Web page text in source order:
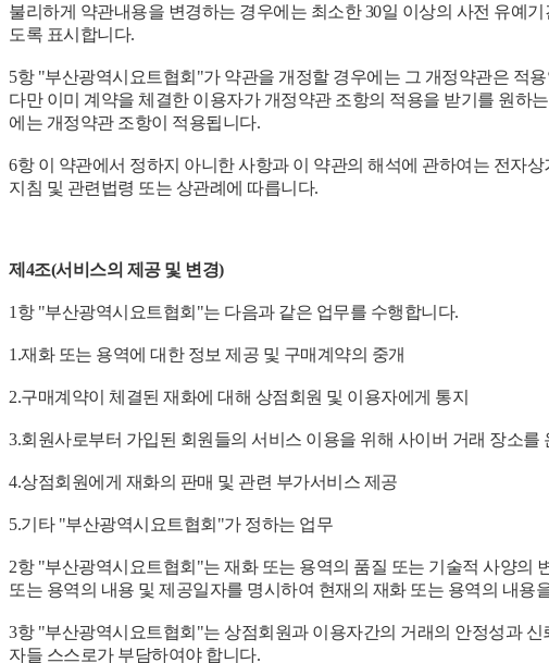
불리하게 약관내용을 변경하는 경우에는 최소한 30일 이상의 사전 유예
도록 표시합니다.
5항 "부산광역시요트협회"가 약관을 개정할 경우에는 그 개정약관은 적
다만 이미 계약을 체결한 이용자가 개정약관 조항의 적용을 받기를 원
에는 개정약관 조항이 적용됩니다.
6항 이 약관에서 정하지 아니한 사항과 이 약관의 해석에 관하여는 전자
지침 및 관련법령 또는 상관례에 따릅니다.
제4조(서비스의 제공 및 변경)
1항 "부산광역시요트협회"는 다음과 같은 업무를 수행합니다.
1.재화 또는 용역에 대한 정보 제공 및 구매계약의 중개
2.구매계약이 체결된 재화에 대해 상점회원 및 이용자에게 통지
3.회원사로부터 가입된 회원들의 서비스 이용을 위해 사이버 거래 장소
4.상점회원에게 재화의 판매 및 관련 부가서비스 제공
5.기타 "부산광역시요트협회"가 정하는 업무
2항 "부산광역시요트협회"는 재화 또는 용역의 품질 또는 기술적 사양의
또는 용역의 내용 및 제공일자를 명시하여 현재의 재화 또는 용역의 내용
3항 "부산광역시요트협회"는 상점회원과 이용자간의 거래의 안정성과
자들 스스로가 부담하여야 합니다.